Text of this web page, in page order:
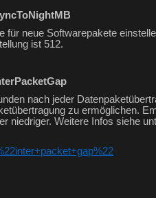
für neue Softwarepakete
ist 512.
nach jeder
zu ermöglichen.
niedriger. Weitere Infos siehe